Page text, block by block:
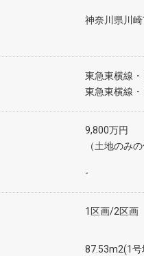
神奈川県川
東急東横線
東急東横線
9,800万円
（土地のみの
-
1区画/2区画
87.53m2(1